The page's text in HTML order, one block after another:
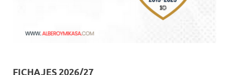
FICHAJES 2026/27